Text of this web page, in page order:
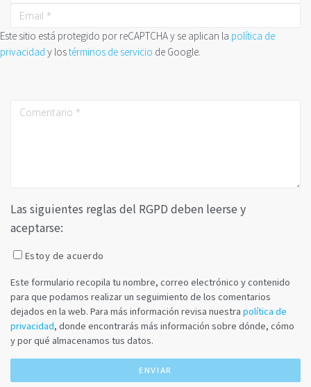
Este sitio está protegido por reCAPTCHA y se aplican la política de
privacidad y lostérminos de servicio de Google.
Las siguientes reglas del RGPD deben leerse y
aceptarse:
Estoy de acuerdo
Este formulario recopila tu nombre, correo electrónico y contenido
para que podamos realizar un seguimiento de los comentarios
dejados en la web. Para más información revisa nuestra política de
privacidad, donde encontrarás más información sobre dónde, cómo
y por qué almacenamos tus datos.